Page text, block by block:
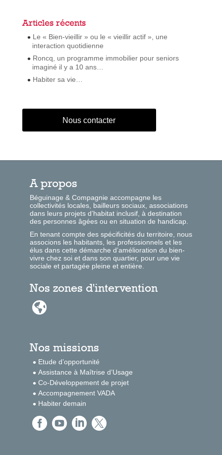
Articles récents
Le « Bien-vieillir » ou le « vieillir actif », une
interaction quotidienne
Roncq, un programme immobilier pour seniors
imaginé il y a 10 ans…
Habiter sa vie…
Nous contacter
A propos
Béguinage & Compagnie accompagne les
collectivités locales, bailleurs sociaux, associations
dans leurs projets d’habitat inclusif, à destination
des personnes âgées ou en situation de handicap.
En tenant compte des spécificités du territoire, nous
associons les habitants, les professionnels et les
élus dans cette démarche d’amélioration du bien-
vivre chez soi et dans son quartier, pour une vie
sociale et partagée pleine et entière.
Nos zones d'intervention

Nos missions
Etude d’opportunité
Assistance à Maîtrise d’Usage
Co-Développement de projet
Accompagnement VADA
Habiter demain
   